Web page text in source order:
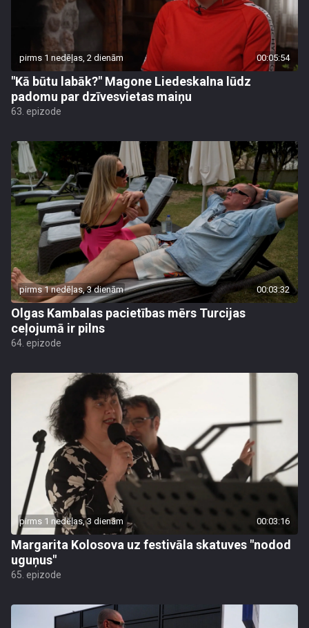
pirms 1 nedēļas, 2 dienām 00:05:54
"Kā būtu labāk?" Magone Liedeskalna lūdz
padomu par dzīvesvietas maiņu
63. epizode
pirms 1 nedēļas, 3 dienām 00:03:32
Olgas Kambalas pacietības mērs Turcijas
ceļojumā ir pilns
64. epizode
pirms 1 nedēļas, 3 dienām 00:03:16
Margarita Kolosova uz festivāla skatuves "nodod
uguņus"
65. epizode